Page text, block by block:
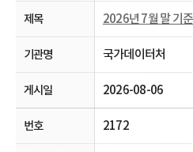
국가데이터처
2026-08-06
2172